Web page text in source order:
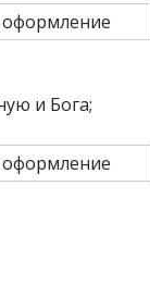
и Бога;